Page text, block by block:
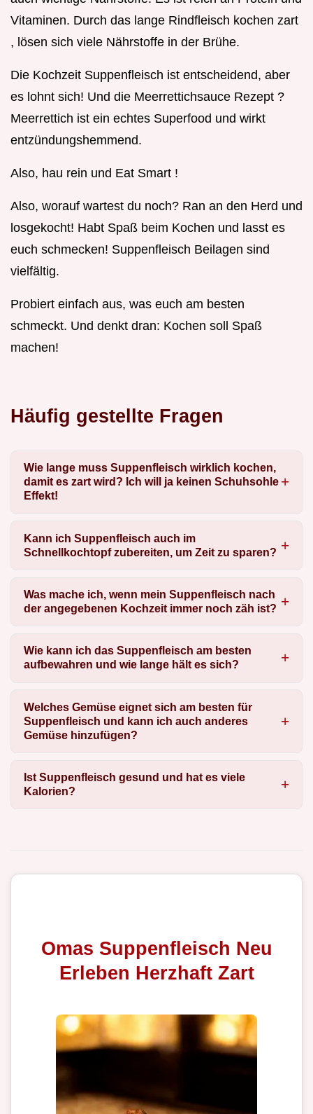
Vitaminen. Durch das lange Rindfleisch kochen zart
, lösen sich viele Nährstoffe in der Brühe.
Die Kochzeit Suppenfleisch ist entscheidend, aber
es lohnt sich! Und die Meerrettichsauce Rezept ?
Meerrettich ist ein echtes Superfood und wirkt
entzündungshemmend.
Also, hau rein und Eat Smart !
Also, worauf wartest du noch? Ran an den Herd und
losgekocht! Habt Spaß beim Kochen und lasst es
euch schmecken! Suppenfleisch Beilagen sind
vielfältig.
Probiert einfach aus, was euch am besten
schmeckt. Und denkt dran: Kochen soll Spaß
machen!
Häufig gestellte Fragen
Wie lange muss Suppenfleisch wirklich kochen,
damit es zart wird? Ich will ja keinen Schuhsohle
Effekt!
Kann ich Suppenfleisch auch im
Schnellkochtopf zubereiten, um Zeit zu sparen?
Was mache ich, wenn mein Suppenfleisch nach
der angegebenen Kochzeit immer noch zäh ist?
Wie kann ich das Suppenfleisch am besten
aufbewahren und wie lange hält es sich?
Welches Gemüse eignet sich am besten für
Suppenfleisch und kann ich auch anderes
Gemüse hinzufügen?
Ist Suppenfleisch gesund und hat es viele
Kalorien?
Omas Suppenfleisch Neu
Erleben Herzhaft Zart